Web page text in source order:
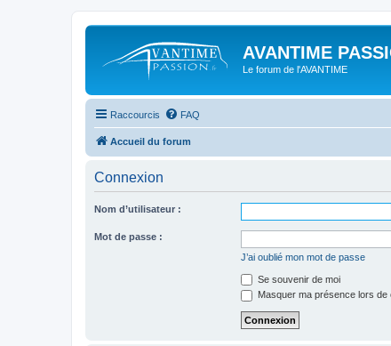
AVANTIME
Le forum de l'AVANTIME
Raccourcis FAQ
Accueil du forum
Connexion
Nom d’utilisateur :
Mot de passe :
J’ai oublié mon mot de passe
Se souvenir de moi
Masquer ma présence lors de